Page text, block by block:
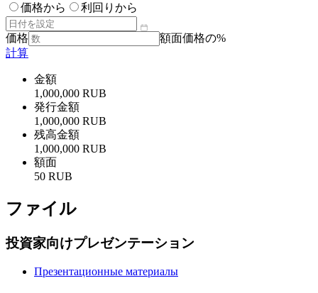
価格から
利回りから
価格
額面価格の%
計算
金額
1,000,000 RUB
発行金額
1,000,000 RUB
残高金額
1,000,000 RUB
額面
50 RUB
ファイル
投資家向けプレゼンテーション
Презентационные материалы